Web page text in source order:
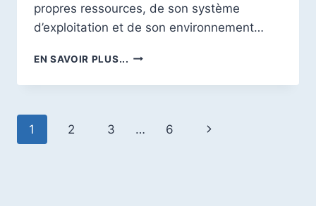
propres ressources, de son système
d’exploitation et de son environnement…
EN SAVOIR PLUS... VPS
DÉFINITION,
Navigation
1 2 3 … 6
Page